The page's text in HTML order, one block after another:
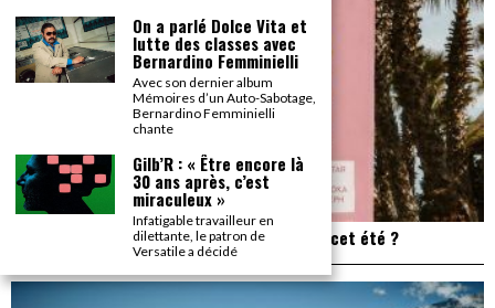
Plage de Rock : et si on allait à Saint Trop’ cet été ?
On a parlé Dolce Vita et
lutte des classes avec
Bernardino Femminielli
Avec son dernier album
Mémoires d’un Auto-Sabotage,
Bernardino Femminielli
chante
Gilb’R : « Être encore là
30 ans après, c’est
miraculeux »
Infatigable travailleur en
dilettante, le patron de
Versatile a décidé